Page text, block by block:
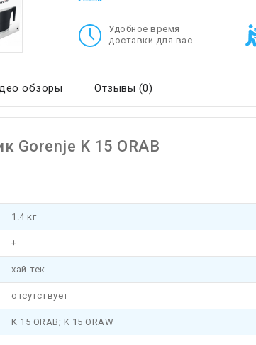
Удобное время
доставки для вас
обзоры Отзывы (0)
Gorenje K 15 ORAB
1.4 кг
+
хай-тек
отсутствует
K 15 ORAB; K 15 ORAW